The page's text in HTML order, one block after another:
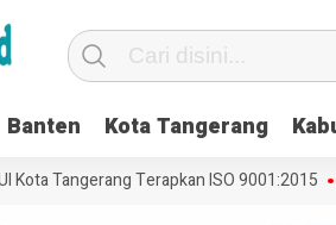
Banten Kota Tangerang
Tangerang Terapkan ISO 9001:2015